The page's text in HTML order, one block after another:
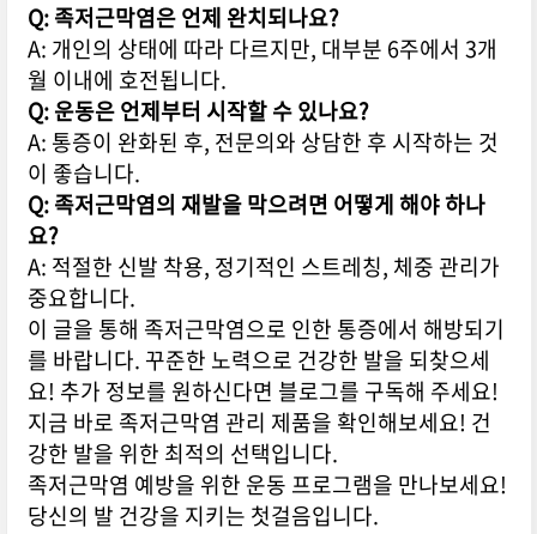
Q: 족저근막염은 언제 완치되나요?
A: 개인의 상태에 따라 다르지만, 대부분 6주에서 3개
월 이내에 호전됩니다.
Q: 운동은 언제부터 시작할 수 있나요?
A: 통증이 완화된 후, 전문의와 상담한 후 시작하는 것
이 좋습니다.
Q: 족저근막염의 재발을 막으려면 어떻게 해야 하나
요?
A: 적절한 신발 착용, 정기적인 스트레칭, 체중 관리가
중요합니다.
이 글을 통해 족저근막염으로 인한 통증에서 해방되기
를 바랍니다. 꾸준한 노력으로 건강한 발을 되찾으세
요! 추가 정보를 원하신다면 블로그를 구독해 주세요!
지금 바로 족저근막염 관리 제품을 확인해보세요! 건
강한 발을 위한 최적의 선택입니다.
족저근막염 예방을 위한 운동 프로그램을 만나보세요!
당신의 발 건강을 지키는 첫걸음입니다.